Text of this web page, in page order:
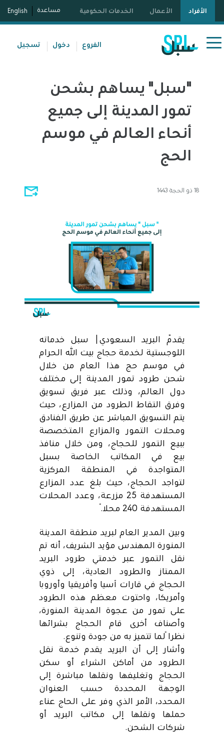
الأفراد الأعمال الخدمات الحكومية مساعدة English
الفروع دخول تسجيل
"سبل" يساهم بشحن
تمور المدينة إلى جميع
أنحاء العالم في موسم
الحج
18 ذو الحجة 1443
يقدّم البريد السعودي| سبل خدماته
اللوجستية لخدمة حجاج بيت الله الحرام
في موسم حج هذا العام من خلال
شحن طرود تمور المدينة إلى مختلف
دول العالم، وذلك عبر فريق تسويق
وفرق التقاط الطرود من المزارع، حيث
يتم التسويق المباشر عن طريق الفنادق
ومحلات التمور والمزارع المتخصصة
ببيع التمور للحجاج، ومن خلال منافذ
بيع في المكاتب الخاصة بسبل
المتواجدة في المنطقة المركزية
لتواجد الحجاج، حيث بلغ عدد المزارع
المستهدفة 25 مزرعة، وعدد المحلات
المستهدفة 240 محلاً.
وبين المدير العام لبريد منطقة المدينة
المنورة المهندس مؤيد الشريف، أنه تم
نقل التمور عبر خدمتي طرود البريد
الممتاز والطرود العادية، إلى ذوي
الحجاج في قارات آسيا وأفريقيا وأوروبا
وأمريكا، واحتوت معظم هذه الطرود
على تمور من عجوة المدينة المنورة،
وأصناف أخرى قام الحجاج بشرائها
نظراً لما تتميز به من جودة وتنوع.
وأشار إلى أن البريد يقدم خدمة نقل
الطرود من أماكن الشراء أو سكن
الحجاج وتغليفها ونقلها مباشرة إلى
الوجهة المحددة حسب العنوان
المحدد، الأمر الذي وفر على الحاج عناء
حملها ونقلها إلى مكاتب البريد أو
شركات الشحن.